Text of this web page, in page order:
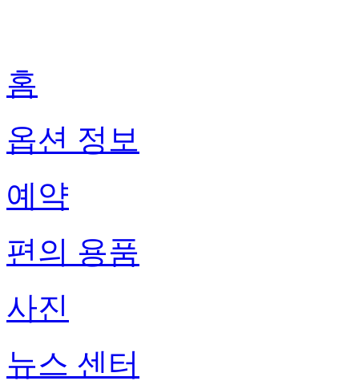
홈
옵션 정보
예약
편의 용품
사진
뉴스 센터